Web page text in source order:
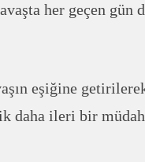
her geçen
eşiğine
daha ileri bir